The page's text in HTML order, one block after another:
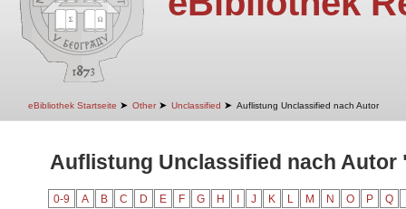
eBibliothek Startseite ➤ Other ➤ Unclassified ➤ Auflistung Unclassified nach Autor
Auflistung Unclassified nach Autor
0-9 A B C D E F G H J K L M N O P Q